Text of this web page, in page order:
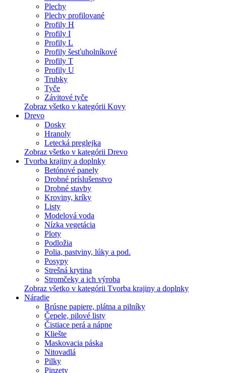
Plechy
Plechy profilované
Profily H
Profily I
Profily L
Profily šesťuholníkové
Profily T
Profily U
Trubky
Tyče
Závitové tyče
Zobraz všetko v kategórii Kovy
Drevo
Dosky
Hranoly
Letecká preglejka
Zobraz všetko v kategórii Drevo
Tvorba krajiny a doplnky
Betónové panely
Drobné príslušenstvo
Drobné stavby
Kroviny, kríky
Listy
Modelová voda
Nízka vegetácia
Ploty
Podložia
Polia, pastviny, lúky a pod.
Posypy
Strešná krytina
Stromčeky a ich výroba
Zobraz všetko v kategórii Tvorba krajiny a doplnky
Náradie
Brúsne papiere, plátna a pilníky
Čepele, pilové listy
Čistiace perá a nápne
Kliešte
Maskovacia páska
Nitovadlá
Pilky
Pinzety